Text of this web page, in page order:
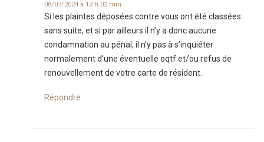
08/07/2024 à 12 h 02 min
Si les plaintes déposées contre vous ont été classées
sans suite, et si par ailleurs il n’y a donc aucune
condamnation au pénal, il n’y pas à s’inquiéter
normalement d’une éventuelle oqtf et/ou refus de
renouvellement de votre carte de résident.
Répondre